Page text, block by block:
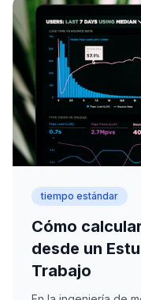
tiempo estándar
Cómo
desde un
Trabajo